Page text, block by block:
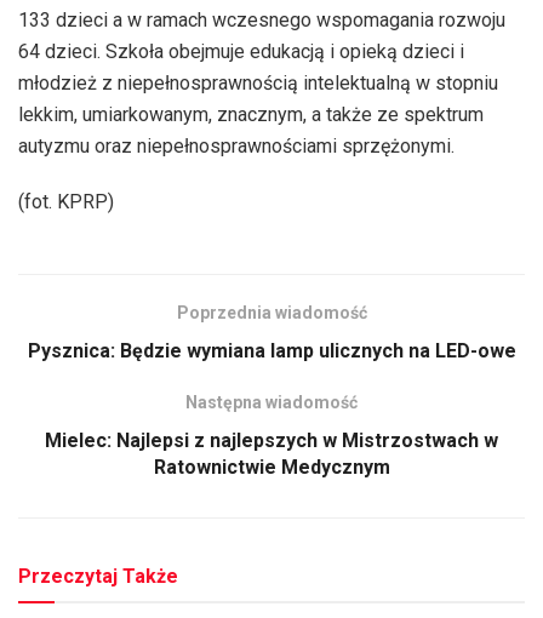
133 dzieci a w ramach wczesnego wspomagania rozwoju
64 dzieci. Szkoła obejmuje edukacją i opieką dzieci i
młodzież z niepełnosprawnością intelektualną w stopniu
lekkim, umiarkowanym, znacznym, a także ze spektrum
autyzmu oraz niepełnosprawnościami sprzężonymi.
(fot. KPRP)
Poprzednia wiadomość
Pysznica: Będzie wymiana lamp ulicznych na LED-owe
Następna wiadomość
Mielec: Najlepsi z najlepszych w Mistrzostwach w
Ratownictwie Medycznym
Przeczytaj Także